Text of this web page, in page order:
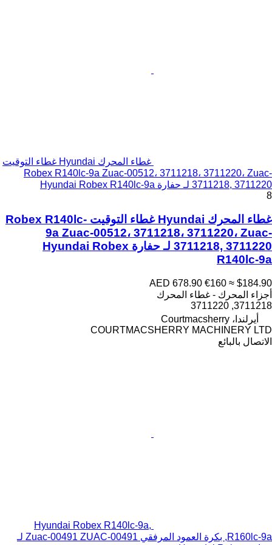
غطاء المحرك Hyundai غطاء التوقيت
Robex R140lc-9a Zuac-00512، 3711218، 3711220، Zuac-
3711218, 3711220 لـ حفارة Hyundai Robex R140lc-9a
8
غطاء المحرك Hyundai غطاء التوقيت Robex R140lc-
9a Zuac-00512، 3711218، 3711220، Zuac-
3711218, 3711220 لـ حفارة Hyundai Robex
R140lc-9a
AED 678.90 €160 ≈ $184.90
أجزاء المحرك - غطاء المحرك
3711218, 3711220
أيرلندا، Courtmacsherry
COURTMACSHERRY MACHINERY LTD
الاتصال بالبائع
Hyundai Robex R140lc-9a,
R160lc-9a, بكرة العمود المرفقي Zuac-00491 ZUAC-00491 لـ